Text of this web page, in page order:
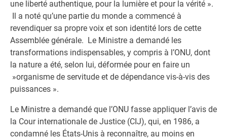
une liberté authentique, pour la lumière et pour la vérité ».
Il a noté qu’une partie du monde a commencé à
revendiquer sa propre voix et son identité lors de cette
Assemblée générale. Le Ministre a demandé les
transformations indispensables, y compris à l’ONU, dont
la nature a été, selon lui, déformée pour en faire un
»organisme de servitude et de dépendance vis-à-vis des
puissances ».
Le Ministre a demandé que l’ONU fasse appliquer l’avis de
la Cour internationale de Justice (CIJ), qui, en 1986, a
condamné les États-Unis à reconnaître, au moins en